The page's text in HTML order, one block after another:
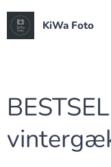
KiWa Foto